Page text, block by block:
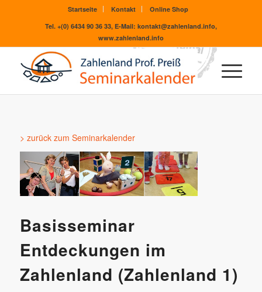
Startseite Kontakt
Online Shop
Tel. +(0) 6434 90 36 33, E-Mail: kontakt@zahlenland.info,
www.zahlenland.info
> zurück zum Seminarkalender
Basisseminar
Entdeckungen im
Zahlenland (Zahlenland 1)